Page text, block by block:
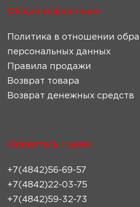
Общая информация
Политика в отношении
персональных данных
Правила продажи
Возврат товара
Возврат денежных средств
Свяжитесь с нами
+7(4842)56-69-57
+7(4842)22-03-75
+7(4842)59-32-73